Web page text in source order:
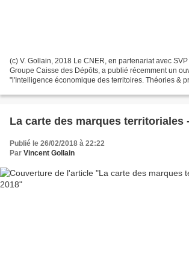
(c) V. Gollain, 2018 Le CNER, en partenariat avec
Groupe Caisse des Dépôts, a publié récemment un
"l'Intelligence économique des territoires. Théories &
La carte des marques territoriales
Publié le 26/02/2018 à 22:22
Par Vincent Gollain